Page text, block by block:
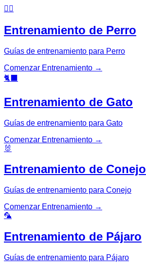
🐕‍🦺
Entrenamiento de Perro
Guías de entrenamiento para Perro
Comenzar Entrenamiento →
🐈‍⬛
Entrenamiento de Gato
Guías de entrenamiento para Gato
Comenzar Entrenamiento →
🐰
Entrenamiento de Conejo
Guías de entrenamiento para Conejo
Comenzar Entrenamiento →
🦜
Entrenamiento de Pájaro
Guías de entrenamiento para Pájaro